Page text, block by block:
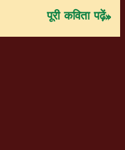
ममता हार गई, पर
पूरी कविता पढ़ें»